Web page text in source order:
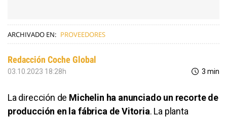
ARCHIVADO EN: PROVEEDORES
Redacción Coche Global
03.10.2023 18:28h 3 min
La dirección de Michelin ha anunciado un recorte de
producción en la fábrica de Vitoria. La planta